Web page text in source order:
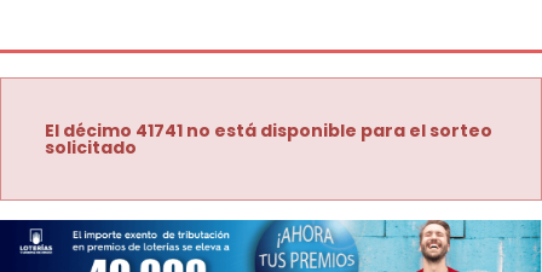
El décimo 41741 no está disponible para el sorteo
solicitado